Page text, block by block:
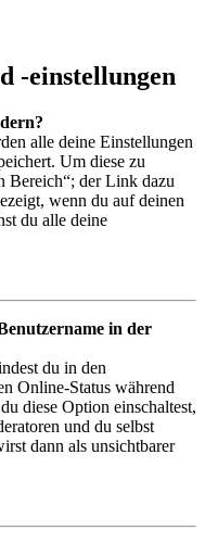
-einstellungen
alle deine Einstellungen
Um diese zu
Bereich“; der Link dazu
wenn du auf deinen
du alle deine
in der
du in den
Online-Status während
diese Option einschaltest,
und du selbst
dann als unsichtbarer